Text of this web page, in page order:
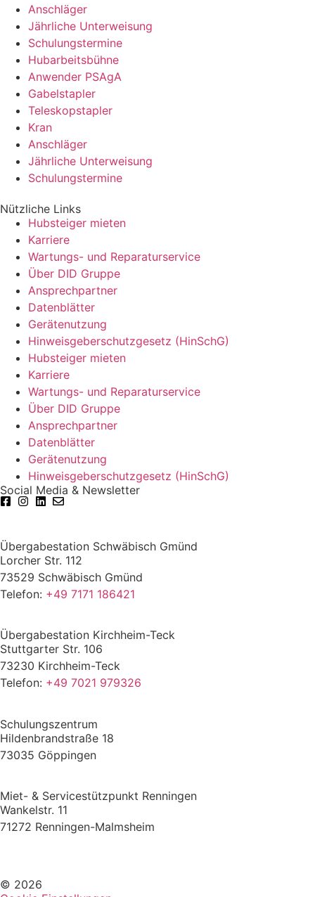
Anschläger
Jährliche Unterweisung
Schulungstermine
Hubarbeitsbühne
Anwender PSAgA
Gabelstapler
Teleskopstapler
Kran
Anschläger
Jährliche Unterweisung
Schulungstermine
Nützliche Links
Hubsteiger mieten
Karriere
Wartungs- und Reparaturservice
Über DID Gruppe
Ansprechpartner
Datenblätter
Gerätenutzung
Hinweisgeberschutzgesetz (HinSchG)
Hubsteiger mieten
Karriere
Wartungs- und Reparaturservice
Über DID Gruppe
Ansprechpartner
Datenblätter
Gerätenutzung
Hinweisgeberschutzgesetz (HinSchG)
Social Media & Newsletter
Übergabestation Schwäbisch Gmünd
Lorcher Str. 112
73529 Schwäbisch Gmünd
Telefon: +49 7171 186421
Übergabestation Kirchheim-Teck
Stuttgarter Str. 106
73230 Kirchheim-Teck
Telefon: +49 7021 979326
Schulungszentrum
Hildenbrandstraße 18
73035 Göppingen
Miet- & Servicestützpunkt Renningen
Wankelstr. 11
71272 Renningen-Malmsheim
© 2026